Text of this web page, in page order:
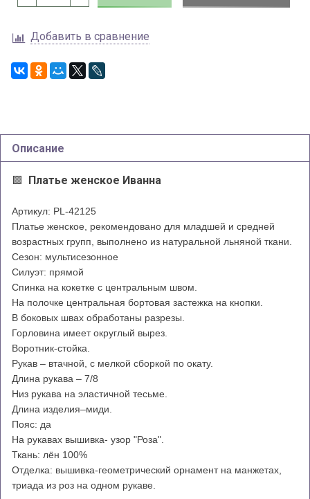
Добавить в сравнение
Описание
🟩 Платье женское Иванна
Артикул: PL-42125
Платье женское, рекомендовано для младшей и средней
возрастных групп, выполнено из натуральной льняной ткани.
Сезон: мультисезонное
Силуэт: прямой
Спинка на кокетке с центральным швом.
На полочке центральная бортовая застежка на кнопки.
В боковых швах обработаны разрезы.
Горловина имеет округлый вырез.
Воротник-стойка.
Рукав – втачной, с мелкой сборкой по окату.
Длина рукава – 7/8
Низ рукава на эластичной тесьме.
Длина изделия–миди.
Пояс: да
На рукавах вышивка- узор "Роза".
Ткань: лён 100%
Отделка: вышивка-геометрический орнамент на манжетах,
триада из роз на одном рукаве.